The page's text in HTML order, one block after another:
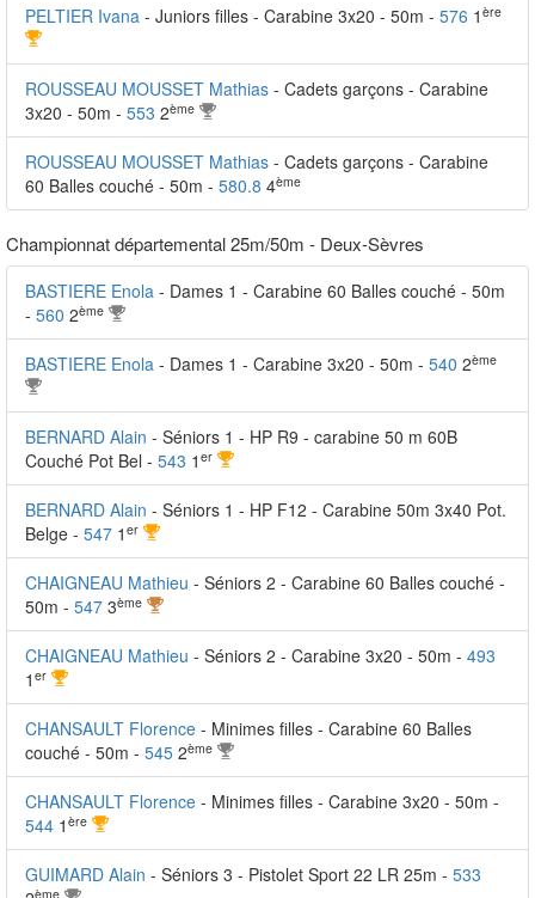
PELTIER Ivana - Juniors filles - Carabine 3x20 - 50m - 576 1 ère
ROUSSEAU MOUSSET Mathias - Cadets garçons - Carabine
3x20 - 50m - 553 2ème
ROUSSEAU MOUSSET Mathias - Cadets garçons - Carabine
60 Balles couché - 50m - 580.8 4ème
Championnat départemental 25m/50m - Deux-Sèvres
BASTIERE Enola - Dames 1 - Carabine 60 Balles couché - 50m
- 560 2ème
BASTIERE Enola - Dames 1 - Carabine 3x20 - 50m - 540 2ème
BERNARD Alain - Séniors 1 - HP R9 - carabine 50 m 60B
Couché Pot Bel - 543 1 er
BERNARD Alain - Séniors 1 - HP F12 - Carabine 50m 3x40 Pot.
Belge - 547 1 er
CHAIGNEAU Mathieu - Séniors 2 - Carabine 60 Balles couché -
50m - 547 3ème
CHAIGNEAU Mathieu - Séniors 2 - Carabine 3x20 - 50m - 493
1 er
CHANSAULT Florence - Minimes filles - Carabine 60 Balles
couché - 50m - 545 2ème
CHANSAULT Florence - Minimes filles - Carabine 3x20 - 50m -
544 1 ère
GUIMARD Alain - Séniors 3 - Pistolet Sport 22 LR 25m - 533
ème